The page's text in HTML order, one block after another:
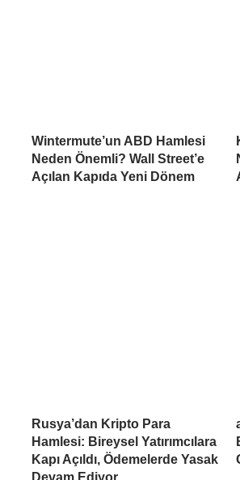
Wintermute’un ABD Hamlesi
Neden Önemli? Wall Street’e
Açılan Kapıda Yeni Dönem
Rusya’dan Kripto Para
Hamlesi: Bireysel Yatırımcılara
Kapı Açıldı, Ödemelerde Yasak